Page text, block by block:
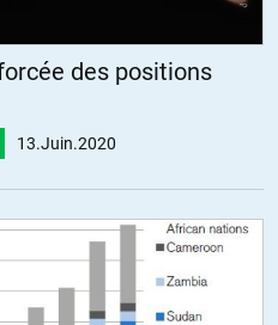
des positions
13.Juin.2020